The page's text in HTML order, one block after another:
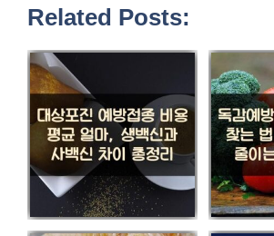
Related Posts: